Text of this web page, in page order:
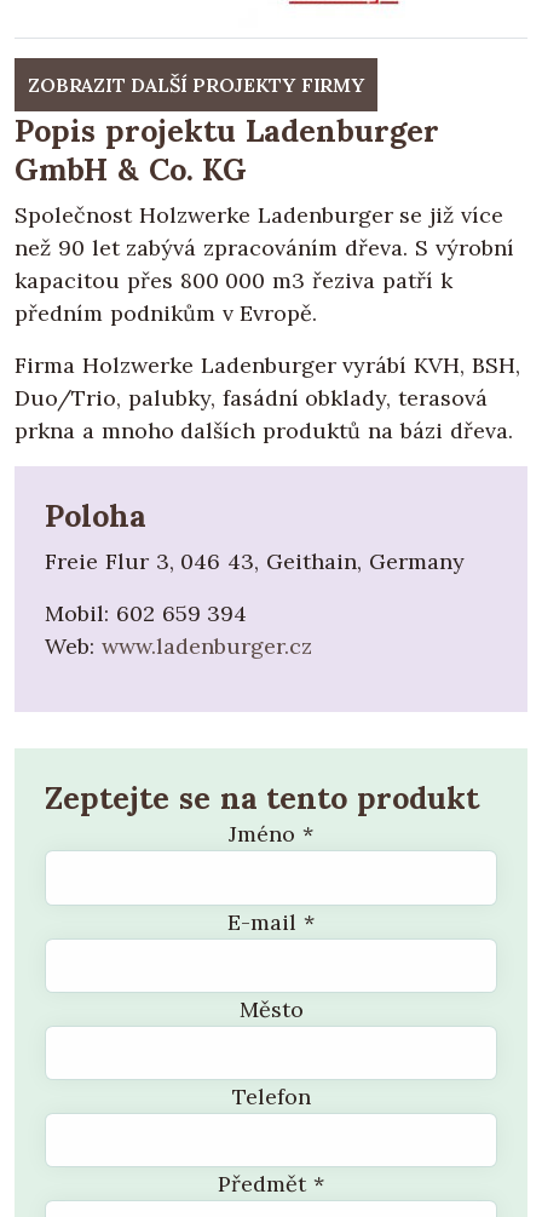
ZOBRAZIT DALŠÍ PROJEKTY FIRMY
Popis projektu Ladenburger
GmbH & Co. KG
Společnost Holzwerke Ladenburger se již více
než 90 let zabývá zpracováním dřeva. S výrobní
kapacitou přes 800 000 m3 řeziva patří k
předním podnikům v Evropě.
Firma Holzwerke Ladenburger vyrábí KVH, BSH,
Duo/Trio, palubky, fasádní obklady, terasová
prkna a mnoho dalších produktů na bázi dřeva.
Poloha
Freie Flur 3, 046 43, Geithain, Germany
Mobil: 602 659 394
Web: www.ladenburger.cz
Zeptejte se na tento produkt
Jméno *
E-mail *
Město
Telefon
Předmět*